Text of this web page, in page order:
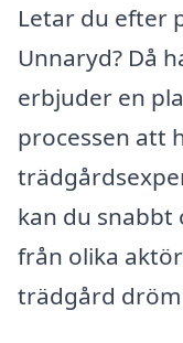
Letar du efter
Unnaryd? Då
erbjuder en
processen att
kan du
från olika
trädgård